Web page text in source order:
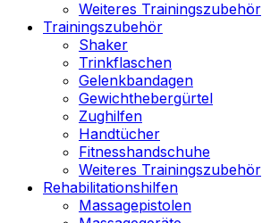
Weiteres Trainingszubehör
Trainingszubehör
Shaker
Trinkflaschen
Gelenkbandagen
Gewichthebergürtel
Zughilfen
Handtücher
Fitnesshandschuhe
Weiteres Trainingszubehör
Rehabilitationshilfen
Massagepistolen